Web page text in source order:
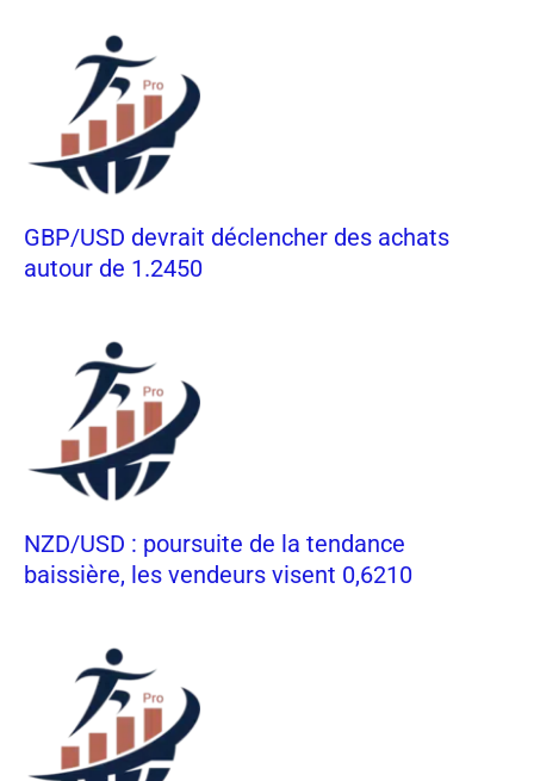
GBP/USD devrait déclencher des achats
autour de 1.2450
NZD/USD : poursuite de la tendance
baissière, les vendeurs visent 0,6210